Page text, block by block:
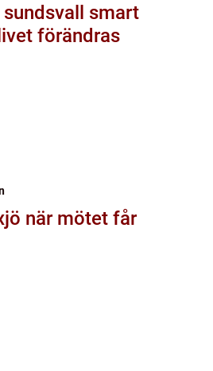
smart
förändras
får